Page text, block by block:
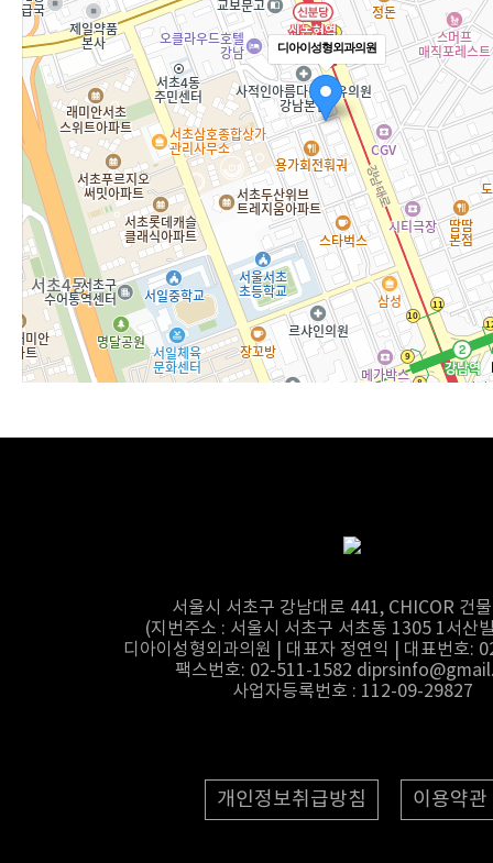
디아이성형외과의원
서울시 서초구 강남대로 441, CHICOR 건
(지번주소 : 서울시 서초구 서초동 1305 1서산
디아이성형외과의원 | 대표자 정연익 | 대표번호:
팩스번호: 02-511-1582
사업자등록번호 : 112-09-29827
개인정보취급방침 이용약관